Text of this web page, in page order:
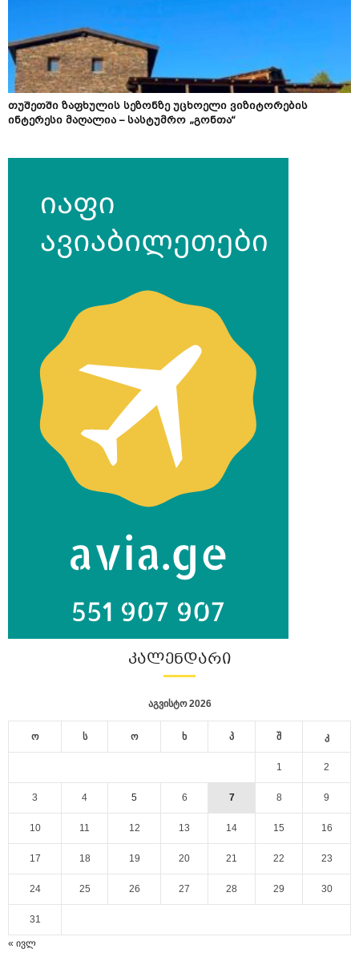
თუშეთში ზაფხულის სეზონზე უცხოელი ვიზიტორების
ინტერესი მაღალია – სასტუმრო „გონთა“
ᲙᲐᲚᲔᲜᲓᲐᲠᲘ
აგვისტო 2026
ო ს ო ხ პ შ კ
1 2
3 4 5 6 7 8 9
10 11 12 13 14 15 16
17 18 19 20 21 22 23
24 25 26 27 28 29 30
31
« ივლ